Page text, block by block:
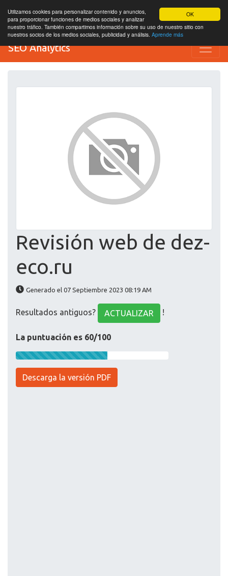
OK
Utilizamos cookies para personalizar contenido y anuncios,
para proporcionar funciones de medios sociales y analizar
nuestro tráfico. También compartimos información sobre su uso de nuestro sitio con
nuestros socios de los medios sociales, publicidad y análisis. Aprende más
SEO Analytics
Revisión web de dez-
eco.ru
Generado el 07 Septiembre 2023 08:19 AM
Resultados antiguos? ACTUALIZAR !
La puntuación es 60/100
Descarga la versión PDF